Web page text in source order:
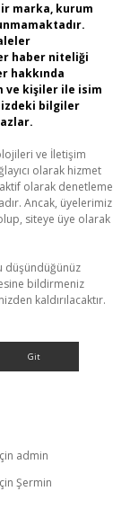
marka, kurum
haber niteliği
hakkında
ve kişiler ile isim
bilgiler
ve İletişim
olarak hizmet
olarak denetleme
Ancak, üyelerimiz
siteye üye olarak
düşündüğünüz
bildirmeniz
kaldırılacaktır.
admin
Şermin